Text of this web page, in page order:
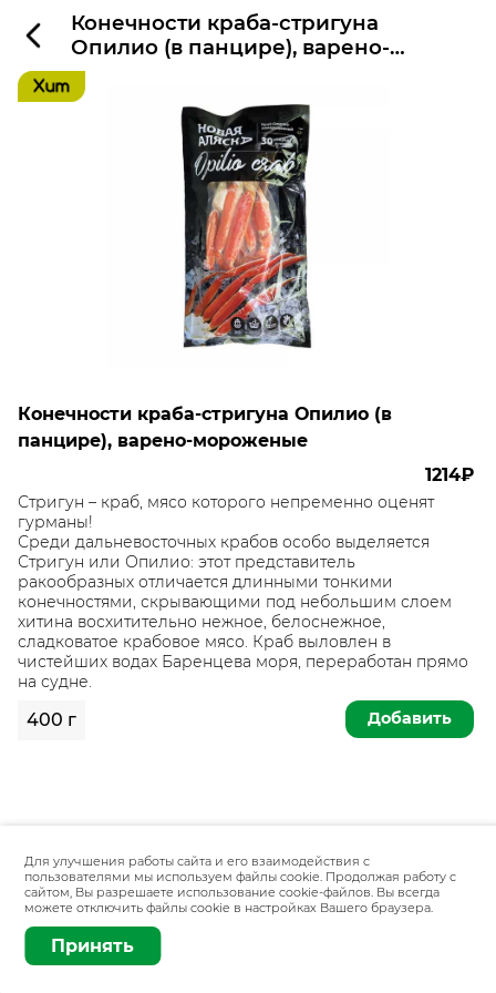
Конечности краба-стригуна
Опилио (в панцире), варено-
мороженые
Конечности краба-стригуна Опилио (в
панцире), варено-мороженые
1214₽
Стригун – краб, мясо которого непременно оценят
гурманы!
Среди дальневосточных крабов особо выделяется
Стригун или Опилио: этот представитель
ракообразных отличается длинными тонкими
конечностями, скрывающими под небольшим слоем
хитина восхитительно нежное, белоснежное,
сладковатое крабовое мясо. Краб выловлен в
чистейших водах Баренцева моря, переработан прямо
на судне.
400 г Добавить
Для улучшения работы сайта и его взаимодействия с
пользователями мы используем файлы cookie. Продолжая работу с
сайтом, Вы разрешаете использование cookie-файлов. Вы всегда
можете отключить файлы cookie в настройках Вашего браузера.
Принять